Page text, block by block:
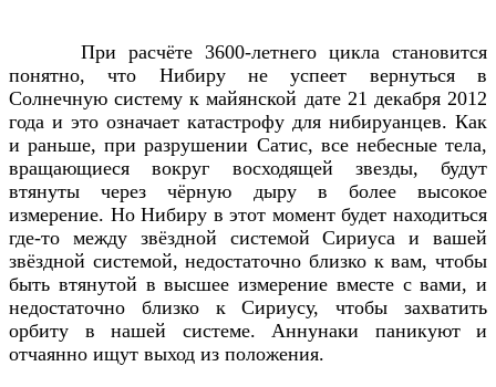
При расчёте 3600-летнего цикла становится
понятно, что Нибиру не успеет вернуться в
Солнечную систему к майянской дате 21 декабря 2012
года и это означает катастрофу для нибируанцев. Как
и раньше, при разрушении Сатис, все небесные тела,
вращающиеся вокруг восходящей звезды, будут
втянуты через чёрную дыру в более высокое
измерение. Но Нибиру в этот момент будет находиться
где-то между звёздной системой Сириуса и вашей
звёздной системой, недостаточно близко к вам, чтобы
быть втянутой в высшее измерение вместе с вами, и
недостаточно близко к Сириусу, чтобы захватить
орбиту в нашей системе. Аннунаки паникуют и
отчаянно ищут выход из положения.